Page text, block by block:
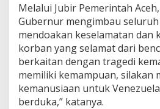
p
a
k
a
n
B
e
Melalui Jubir Pemerintah
Gubernur mengimbau
mendoakan keselamatan dan
korban yang selamat dari
berkaitan dengan tragedi
memiliki kemampuan, silakan
kemanusiaan untuk
berduka,” katanya.